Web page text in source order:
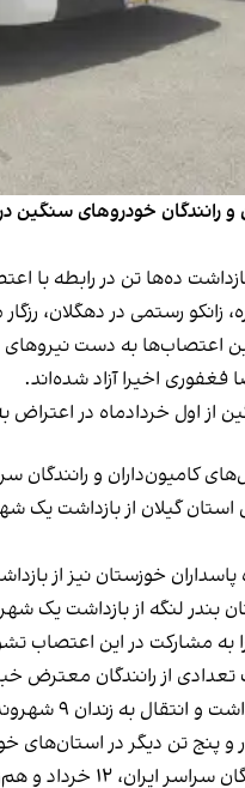
ده‌ها تن در رابطه با
زانکو رستمی در دهگلان،
اعتصاب‌ها به دست
فغفوری اخیرا آزاد شده‌اند.
از اول خردادماه در اعتراض
سراسر ایران با انتشار بیانیه‌هایی از
گیلان از بازداشت یک
خوزستان نیز از
بندر لنگه از بازداشت یک
مشارکت در این اعتصاب
تعدادی از رانندگان
فعالیت در جریان اعتصاب کامیون‌داران خبر دادند.
پنج تن دیگر در استان‌های
اتحادیه